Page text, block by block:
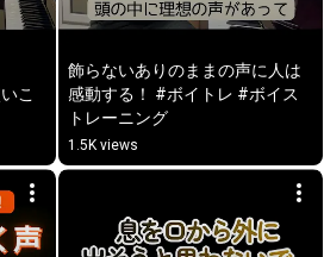
こ
飾らないありのままの声に人は
感動する！ #ボイトレ #ボイス
トレーニング
1.5K views